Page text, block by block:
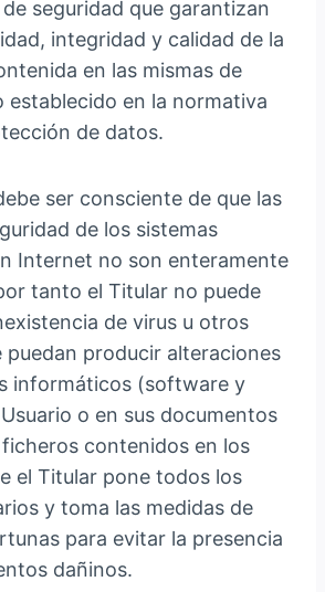
seguridad que garantizan
integridad y calidad de la
en las mismas de
establecido en la normativa
de datos.
ser consciente de que las
de los sistemas
Internet no son enteramente
tanto el Titular no puede
de virus u otros
puedan producir alteraciones
informáticos (software y
o en sus documentos
contenidos en los
el Titular pone todos los
y toma las medidas de
para evitar la presencia
dañinos.